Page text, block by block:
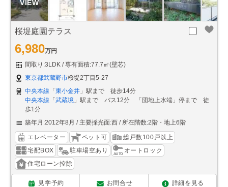
桜堤庭園テラス
6,980万円
間取り:3LDK
専有面積:77.7㎡(壁芯)
東京都武蔵野市桜堤2丁目5-27
中央本線 「 東小金井 」駅まで 徒歩14分
中央本線 「 武蔵境 」駅まで バス12分 「団地上水端」停まで 徒
歩1分
築年月:2012年8月
主要採光面:西 所在階数:2階・地上6階
エレベーター ペット可
総戸数100戸以上
宅配BOX
駐車場空あり
オートロック
住宅ローン控除
見学予約 お問合せ 詳細を見る